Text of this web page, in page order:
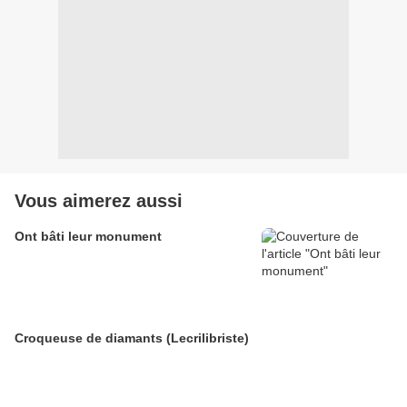
Vous aimerez aussi
Ont bâti leur monument
Croqueuse de diamants (Lecrilibriste)